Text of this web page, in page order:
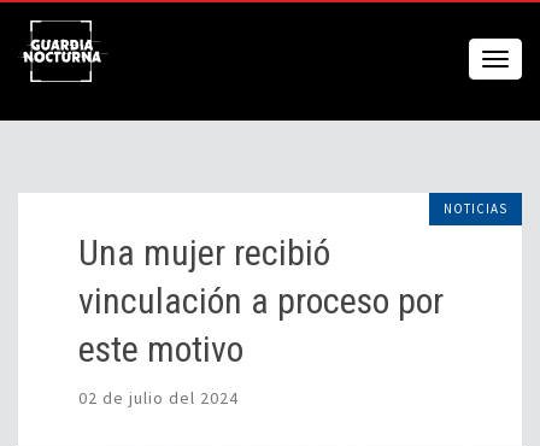
NOTICIAS
Una mujer recibió
vinculación a proceso por
este motivo
02 de julio del 2024